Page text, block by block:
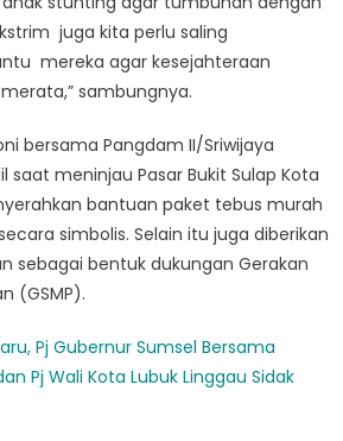
juga kita perlu saling
mereka agar kesejahteraan
sambungnya.
bersama Pangdam II/Sriwijaya
saat meninjau Pasar Bukit Sulap Kota
bantuan paket tebus murah
simbolis. Selain itu juga diberikan
sebagai bentuk dukungan Gerakan
(GSMP).
Pj Gubernur Sumsel Bersama
Pj Wali Kota Lubuk Linggau Sidak